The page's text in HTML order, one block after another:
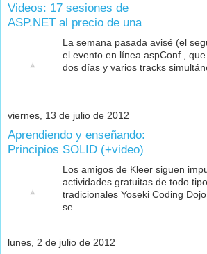
Videos: 17 sesiones de
ASP.NET al precio de una
La semana pasada avisé (el
el evento en línea aspConf ,
dos días y varios tracks
viernes, 13 de julio de 2012
Aprendiendo y enseñando:
Principios SOLID (+video)
Los amigos de Kleer siguen
actividades gratuitas de todo
tradicionales Yoseki Coding
se...
lunes, 2 de julio de 2012